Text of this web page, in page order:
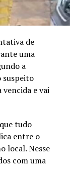
de
uma
a
suspeito
e vai
tudo
entre o
local. Nesse
com uma